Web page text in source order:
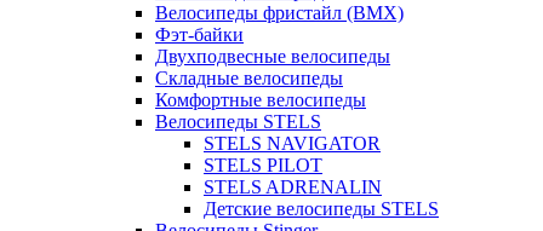
Велосипеды фристайл (BMX)
Фэт-байки
Двухподвесные велосипеды
Складные велосипеды
Комфортные велосипеды
Велосипеды STELS
STELS NAVIGATOR
STELS PILOT
STELS ADRENALIN
Детские велосипеды STELS